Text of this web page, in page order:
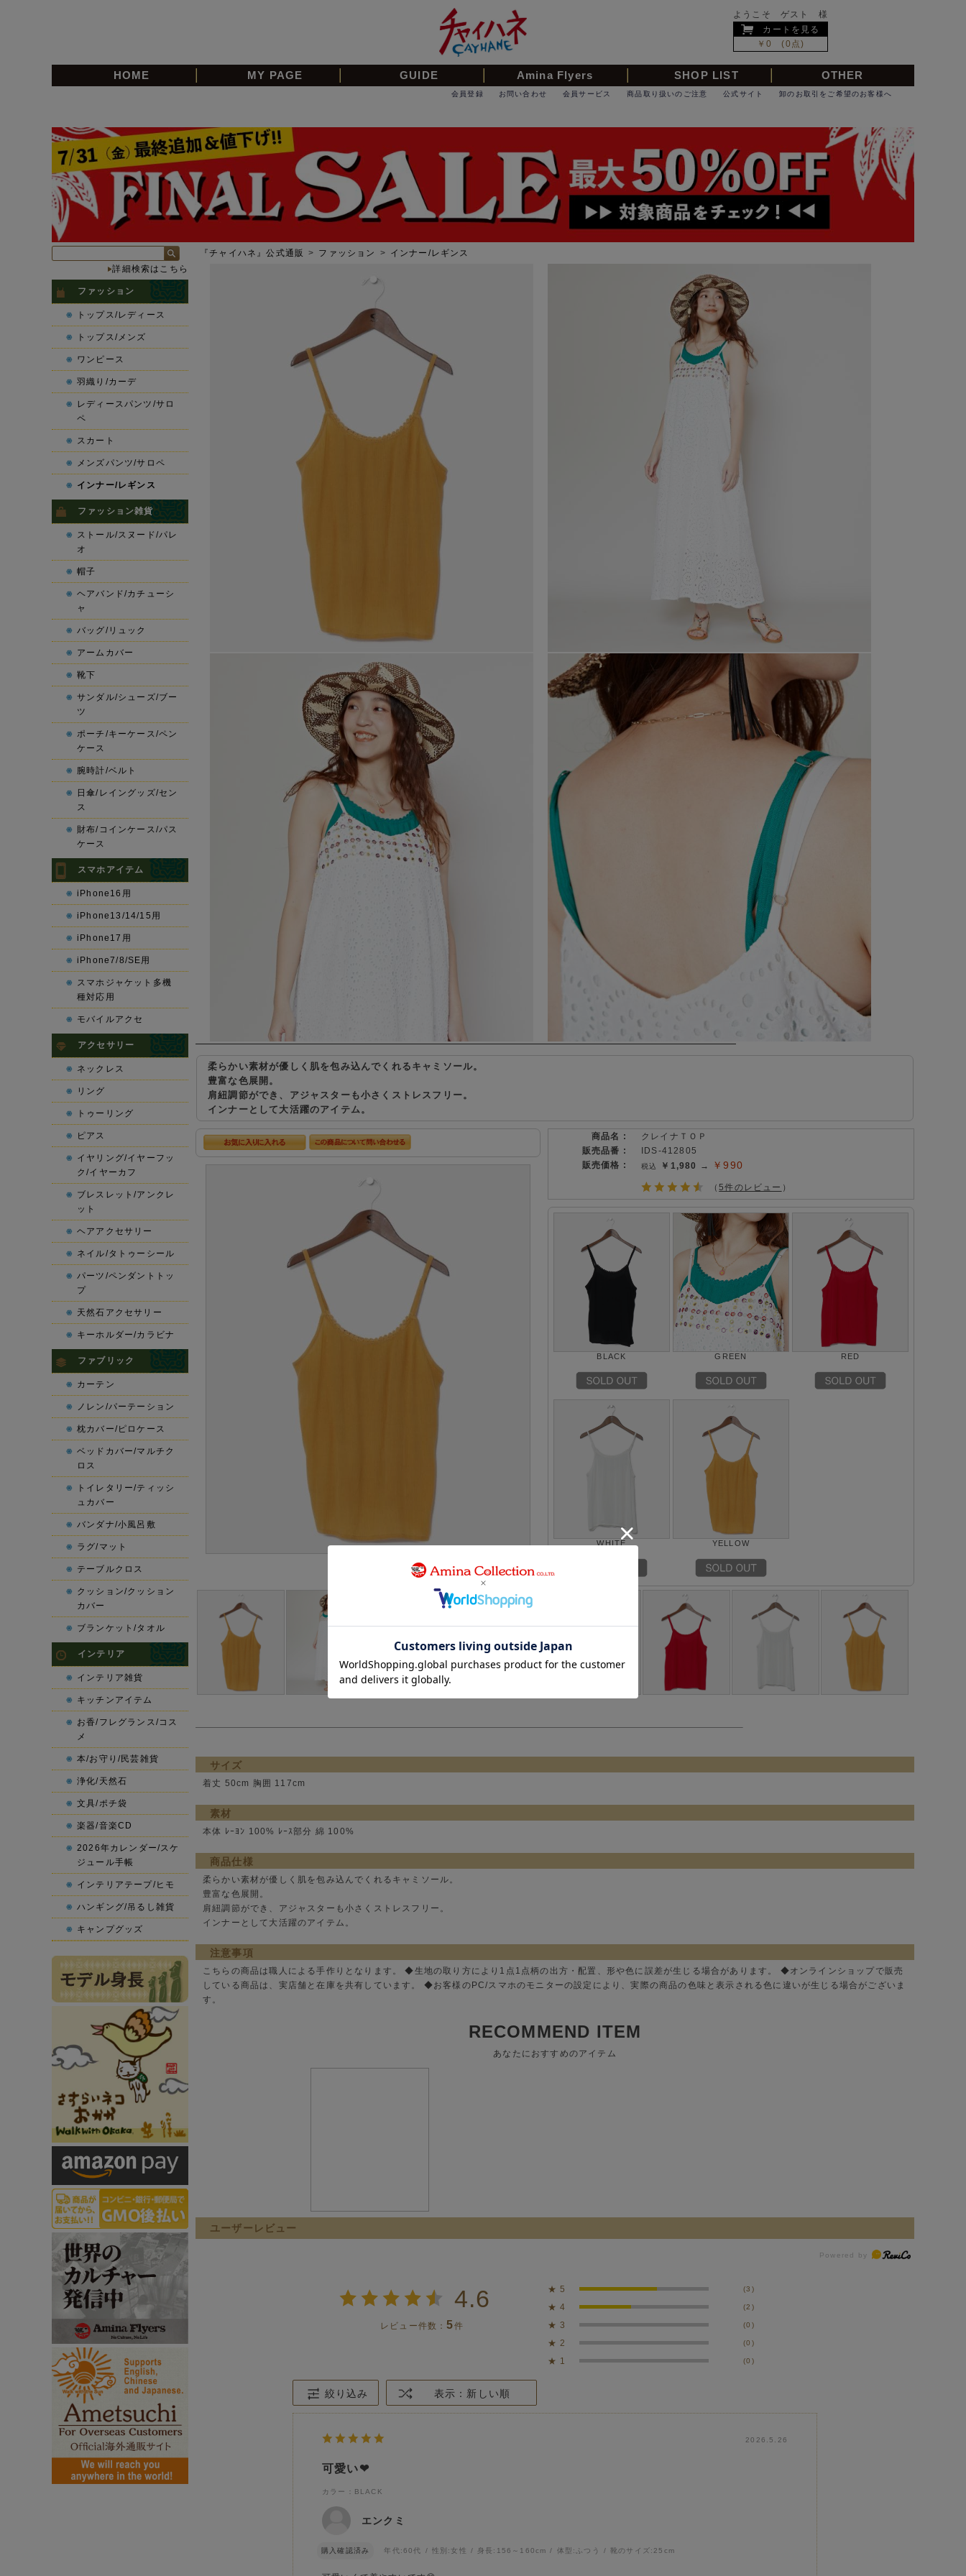
ようこそ ゲスト 様
カートを見る
￥0 (0点)
HOME MY PAGE GUIDE Amina Flyers SHOP LIST OTHER
卸のお取引をご希望のお客様へ
公式サイト
商品取り扱いのご注意
会員サービス
お問い合わせ
会員登録
『チャイハネ』公式通販 > ファッション > インナー/レギンス
柔らかい素材が優しく肌を包み込んでくれるキャミソール。
豊富な色展開。
肩紐調節ができ、アジャスターも小さくストレスフリー。
インナーとして大活躍のアイテム。
商品名 :
クレイナＴＯＰ
販売品番 :
IDS-412805
販売価格 :
￥1,980 → ￥990
（5件のレビュー ）
BLACK GREEN RED
WHITE YELLOW
サイズ
着丈 50cm 胸囲 117cm
素材
本体 ﾚｰﾖﾝ 100% ﾚｰｽ部分 綿 100%
商品仕様
柔らかい素材が優しく肌を包み込んでくれるキャミソール。
豊富な色展開。
肩紐調節ができ、アジャスターも小さくストレスフリー。
インナーとして大活躍のアイテム。
注意事項
こちらの商品は職人による手作りとなります。 ◆生地の取り方により1点1点柄の出方・配置、形や色に誤差が生じる場合があります。 ◆オンラインショップで販売
している商品は、実店舗と在庫を共有しています。 ◆お客様のPC/スマホのモニターの設定により、実際の商品の色味と表示される色に違いが生じる場合がございま
す。
RECOMMEND ITEM
あなたにおすすめのアイテム
ユーザーレビュー
4.6
レビュー件数：5件
★ 5 (3)
★ 4 (2)
★ 3 (0)
★ 2 (0)
★ 1 (0)
絞り込み 表示：新しい順
2026.5.26
可愛い❤
カラー：BLACK
エンクミ
購入確認済み 年代:60代 性別:女性 身長: 156～160cm 体型: ふつう 靴のサイズ: 25cm
詳細検索はこちら
ファッション
トップス/レディース
トップス/メンズ
ワンピース
羽織り/カーデ
レディースパンツ/サロ
ペ
スカート
メンズパンツ/サロペ
インナー/レギンス
ファッション雑貨
ストール/スヌード/パレ
オ
帽子
ヘアバンド/カチューシ
ャ
バッグ/リュック
アームカバー
靴下
サンダル/シューズ/ブー
ツ
ポーチ/キーケース/ペン
ケース
腕時計/ベルト
日傘/レイングッズ/セン
ス
財布/コインケース/パス
ケース
スマホアイテム
iPhone16用
iPhone13/14/15用
iPhone17用
iPhone7/8/SE用
スマホジャケット多機
種対応用
モバイルアクセ
アクセサリー
ネックレス
リング
トゥーリング
ピアス
イヤリング/イヤーフッ
ク/イヤーカフ
ブレスレット/アンクレ
ット
ヘアアクセサリー
ネイル/タトゥーシール
パーツ/ペンダントトッ
プ
天然石アクセサリー
キーホルダー/カラビナ
ファブリック
カーテン
ノレン/パーテーション
枕カバー/ピロケース
ベッドカバー/マルチク
ロス
トイレタリー/ティッシ
ュカバー
バンダナ/小風呂敷
ラグ/マット
テーブルクロス
クッション/クッション
カバー
ブランケット/タオル
インテリア
インテリア雑貨
キッチンアイテム
お香/フレグランス/コス
メ
本/お守り/民芸雑貨
浄化/天然石
文具/ポチ袋
楽器/音楽CD
2026年カレンダー/スケ
ジュール手帳
インテリアテープ/ヒモ
ハンギング/吊るし雑貨
キャンプグッズ